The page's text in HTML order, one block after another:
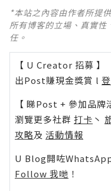
*本站之內容由作者所提
所有博客的立場、真實
任。
【 U Creator 招募 】
出Post賺現金獎賞 l
【 睇Post + 參加品牌
瀏覽更多社群 打卡 丶
攻略及 活動情報
U Blog開咗
Follow 我哋 ！